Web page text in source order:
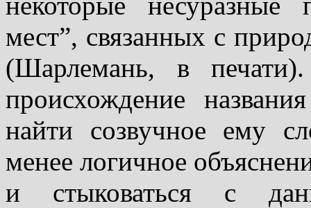
мест”, связанных с
(Шарлемань, в
происхождение
найти созвучное ему
менее логичное
и стыковаться с